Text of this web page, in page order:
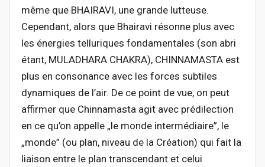
même que BHAIRAVI, une grande lutteuse.
Cependant, alors que Bhairavi résonne plus avec
les énergies telluriques fondamentales (son abri
étant, MULADHARA CHAKRA), CHINNAMASTA est
plus en consonance avec les forces subtiles
dynamiques de l’air. De ce point de vue, on peut
affirmer que Chinnamasta agit avec prédilection
en ce qu’on appelle „le monde intermédiaire”, le
„monde” (ou plan, niveau de la Création) qui fait la
liaison entre le plan transcendant et celui